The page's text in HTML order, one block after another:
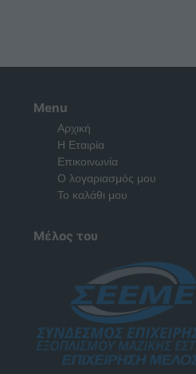
Menu
Αρχική
Η Εταιρία
Επικοινωνία
Ο λογαριασμός μου
Το καλάθι μου
Μέλος του